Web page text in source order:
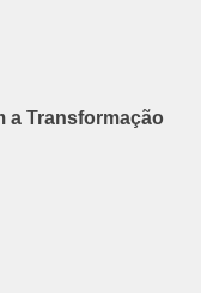
a Transformação